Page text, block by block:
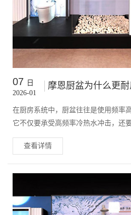
07 日
2026-01
摩恩厨盆为什么更耐用？从材
在厨房系统中，厨盆往往是使用频率
它不仅要承受高频率冷热水冲击，还
和长期潮湿环境。一只真正耐用的厨
厚不厚”，而在于材料、结构与制造工
查看详情